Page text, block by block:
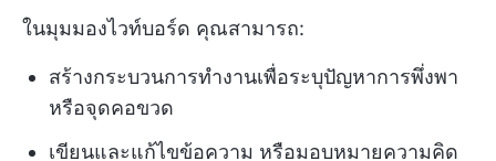
ในมุมมองไวท์บอร์ด คุณสามารถ:
สร้างกระบวนการทำงานเพื่อระบุปัญหาการพึ่งพา
หรือจุดคอขวด
เขียนและแก้ไขข้อความ หรือมอบหมายความคิด